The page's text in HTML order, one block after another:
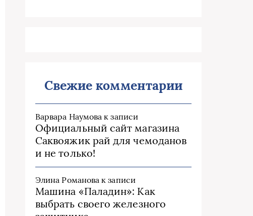
Свежие комментарии
Варвара Наумова к записи
Официальный сайт магазина
Саквояжик рай для чемоданов
и не только!
Элина Романова к записи
Машина «Паладин»: Как
выбрать своего железного